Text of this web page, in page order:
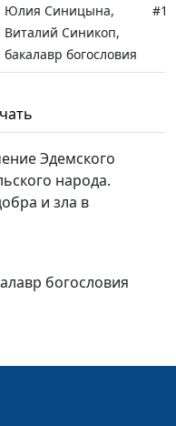
Юлия Синицына,
Виталий Синикоп,
бакалавр богословия
Виталий Синикоп,
бакалавр богословия
Юлия Синицына,
Дмитрий Булатов,
священнослужитель
Дмитрий Булатов,
священнослужитель
Эдемского
народа.
и зла в
богословия